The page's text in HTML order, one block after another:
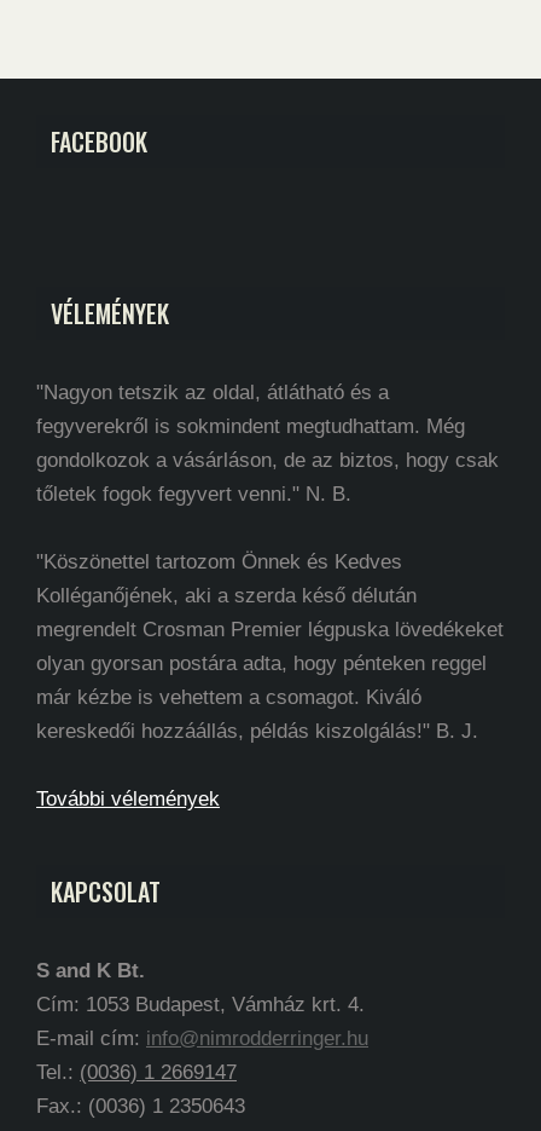
FACEBOOK
VÉLEMÉNYEK
"Nagyon tetszik az oldal, átlátható és a
fegyverekről is sokmindent megtudhattam. Még
gondolkozok a vásárláson, de az biztos, hogy csak
tőletek fogok fegyvert venni." N. B.
"Köszönettel tartozom Önnek és Kedves
Kolléganőjének, aki a szerda késő délután
megrendelt Crosman Premier légpuska lövedékeket
olyan gyorsan postára adta, hogy pénteken reggel
már kézbe is vehettem a csomagot. Kiváló
kereskedői hozzáállás, példás kiszolgálás!" B. J.
További vélemények
KAPCSOLAT
S and K Bt.
Cím: 1053 Budapest, Vámház krt. 4.
E-mail cím: info@nimrodderringer.hu
Tel.: (0036) 1 2669147
Fax.: (0036) 1 2350643